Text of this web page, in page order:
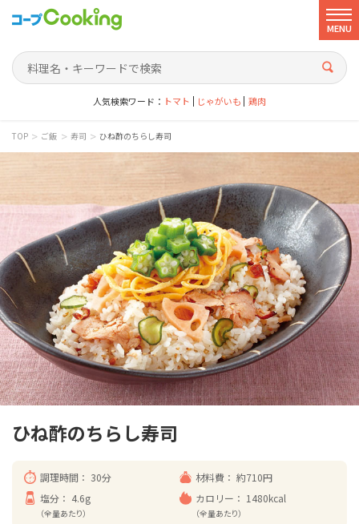
MENU
人気検索ワード： トマト じゃがいも 鶏肉
TOP > ご飯 > 寿司 > ひね酢のちらし寿司
ひね酢のちらし寿司
調理時間： 30分 材料費： 約710円
塩分： 4.6g
（全量あたり）
カロリー： 1480kcal
（全量あたり）